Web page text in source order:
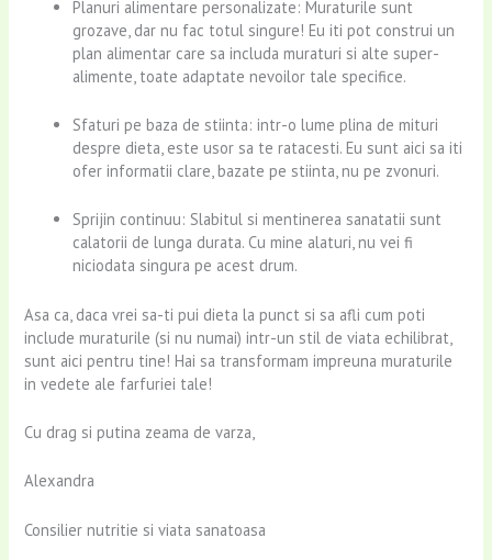
Planuri alimentare personalizate: Muraturile sunt
grozave, dar nu fac totul singure! Eu iti pot construi un
plan alimentar care sa includa muraturi si alte super-
alimente, toate adaptate nevoilor tale specifice.
Sfaturi pe baza de stiinta: intr-o lume plina de mituri
despre dieta, este usor sa te ratacesti. Eu sunt aici sa iti
ofer informatii clare, bazate pe stiinta, nu pe zvonuri.
Sprijin continuu: Slabitul si mentinerea sanatatii sunt
calatorii de lunga durata. Cu mine alaturi, nu vei fi
niciodata singura pe acest drum.
Asa ca, daca vrei sa-ti pui dieta la punct si sa afli cum poti
include muraturile (si nu numai) intr-un stil de viata echilibrat,
sunt aici pentru tine! Hai sa transformam impreuna muraturile
in vedete ale farfuriei tale!
Cu drag si putina zeama de varza,
Alexandra
Consilier nutritie si viata sanatoasa